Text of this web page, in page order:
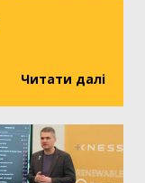
Читати далі